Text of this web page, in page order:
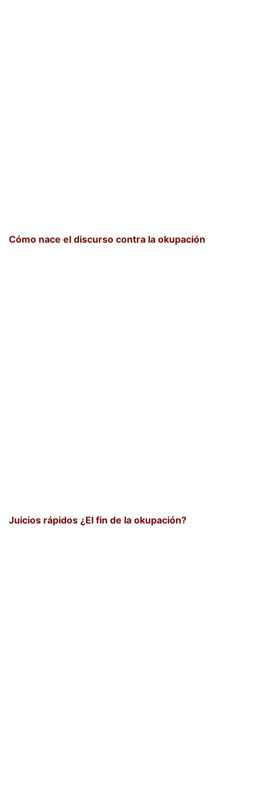
Cómo nace el discurso contra la okupación
Juicios rápidos ¿El fin de la okupación?